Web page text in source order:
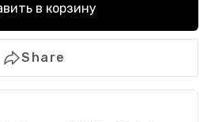
в корзину
Share